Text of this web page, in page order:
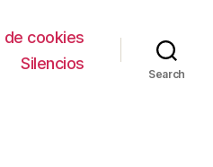
de cookies
Silencios
Search